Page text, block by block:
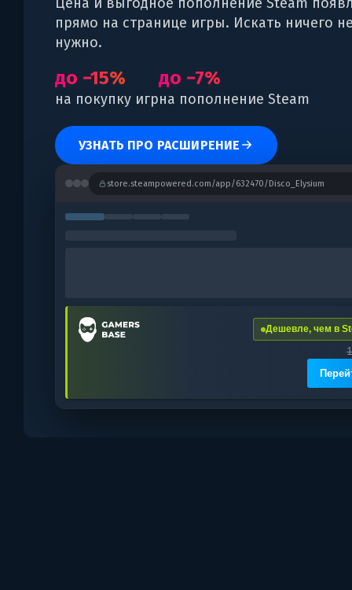
прямо на странице игры. Искать ничего
нужно.
до −15%
на покупку игр
до −7%
на пополнение Steam
УЗНАТЬ ПРО РАСШИРЕНИЕ
store.steampowered.com/app/632470/Disco_Elysium
Дешевле, чем в